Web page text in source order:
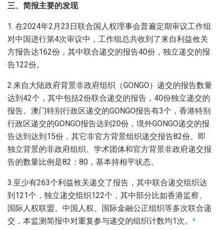
三、简报主要的发现
1. 在2024年2月23日联合国人权理事会普遍定期审议工作组
对中国进行第4次审议中，工作组总共收到了来自利益攸关
方报告达162份，其中联合递交的报告40份，独立递交的报
告122份。
2.来自大陆政府背景非政府组织（GONGO）递交的报告数量
达到42个，其中包括2份联合递交的报告，40份独立递交的
报告。澳门特别行政区递交的GONGO报告有3个，香港特别
行政区递交的GONGO报告达到20份，境外GONGO递交的报
告达到达到15份，其它非官方背景组织递交报告82份。即
独立背景的非政府组织、学术团体和官方背景非政府递交报
告的数量比例是82：80，基本持相平状态。
3.至少有263个利益攸关递交了报告，其中联合递交组织达
到121个，独立递交组织122个，其中部分比如香港监察、
国际人权联盟、中国人权、国际金融公正组织等多次联合递
交，本监测简报中对重复参与递交的组织计数均1次。
4